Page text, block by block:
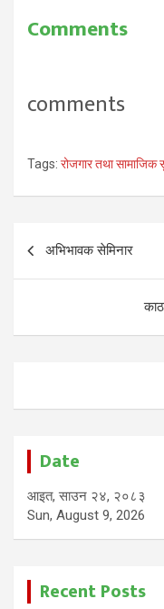
Comments
comments
Tags: रोजगार तथा सामाजिक
Post
navigation
अभिभावक सेमिनार
Date
आइत, साउन २४, २०८३
Sun, August 9, 2026
Recent Posts